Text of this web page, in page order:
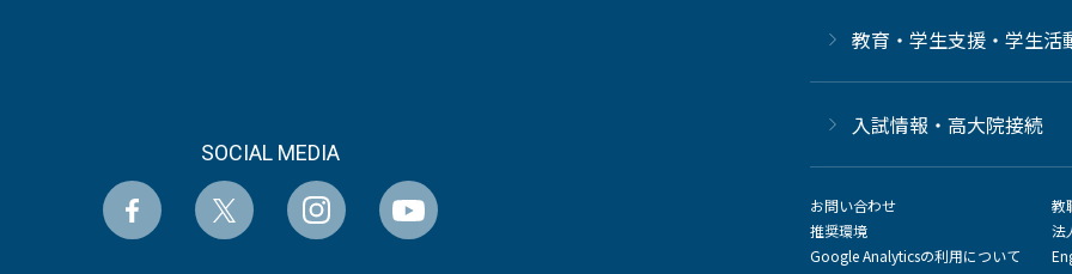
SOCIAL MEDIA
教育・学生支援・学生活
⼊試情報・高大院接続
お問い合わせ
推奨環境
Google Analyticsの利用について
教
法